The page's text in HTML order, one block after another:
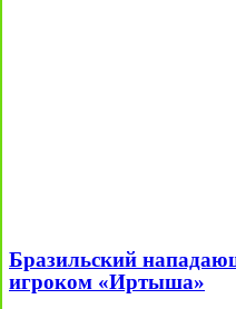
Бразильский
игроком «Иртыша»